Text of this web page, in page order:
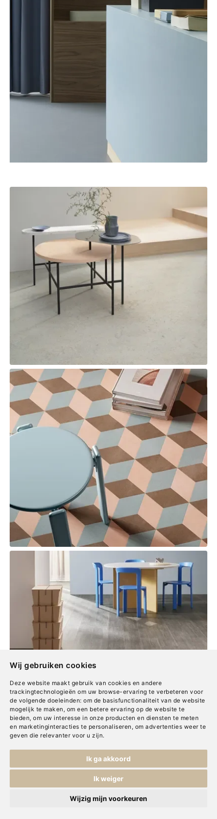
Wij gebruiken cookies
Deze website maakt gebruik van cookies en andere
trackingtechnologieën om uw browse-ervaring te verbeteren voor
de volgende doeleinden: om de basisfunctionaliteit van de website
mogelijk te maken , om een betere ervaring op de website te
bieden, om uw interesse in onze producten en diensten te meten
en marketinginteracties te personaliseren , om advertenties weer te
geven die relevanter voor u zijn.
Ik ga akkoord
Ik weiger
Wijzig mijn voorkeuren
De eerste stap op
weg naarjouw